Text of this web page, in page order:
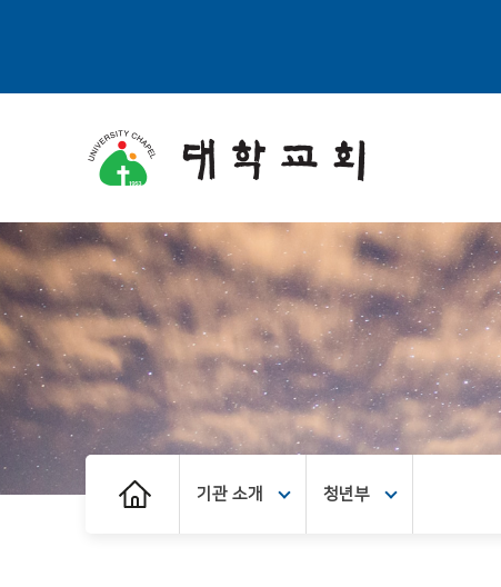
기관 소개 청년부